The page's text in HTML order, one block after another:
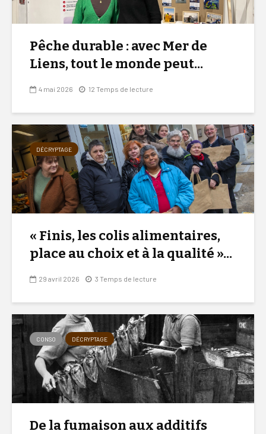
Pêche durable : avec Mer de
Liens, tout le monde peut...
4 mai 2026 12 Temps de lecture
DÉCRYPTAGE
« Finis, les colis alimentaires,
place au choix et à la qualité »...
29 avril 2026 3 Temps de lecture
CONSO DÉCRYPTAGE
De la fumaison aux additifs